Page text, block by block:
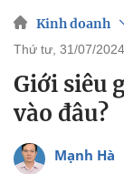
Kinh doanh
thứ tư, 31/07/
Giới siêu
vào đâu?
Mạnh Hà